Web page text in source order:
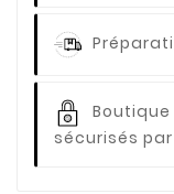
Boutique
sécurisés par